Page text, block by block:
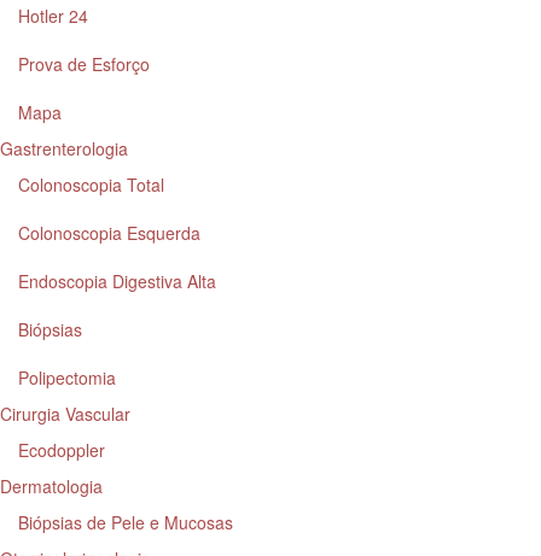
Hotler 24
Prova de Esforço
Mapa
Gastrenterologia
Colonoscopia Total
Colonoscopia Esquerda
Endoscopia Digestiva Alta
Biópsias
Polipectomia
Cirurgia Vascular
Ecodoppler
Dermatologia
Biópsias de Pele e Mucosas